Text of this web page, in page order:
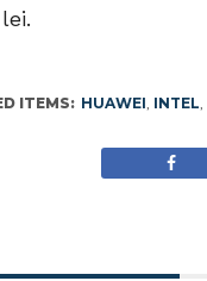
ITEMS: HUAWEI, INTEL,